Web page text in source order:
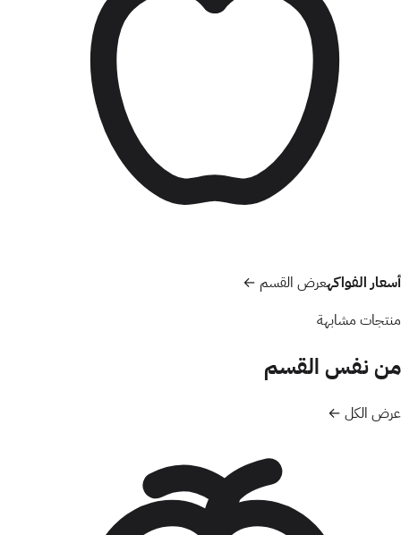
أسعار الفواكهعرض القسم ←
منتجات مشابهة
من نفس القسم
عرض الكل ←